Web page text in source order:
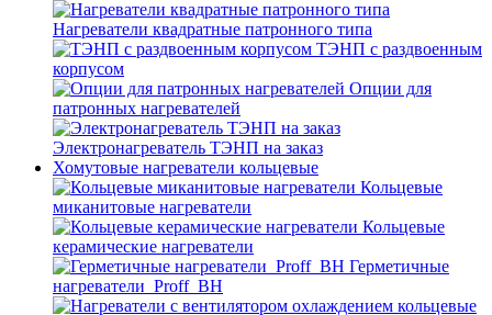
Нагреватели квадратные патронного типа
ТЭНП с раздвоенным
корпусом
Опции для
патронных нагревателей
Электронагреватель ТЭНП на заказ
Хомутовые нагреватели кольцевые
Кольцевые
миканитовые нагреватели
Кольцевые
керамические нагреватели
Герметичные
нагреватели_Proff_BH